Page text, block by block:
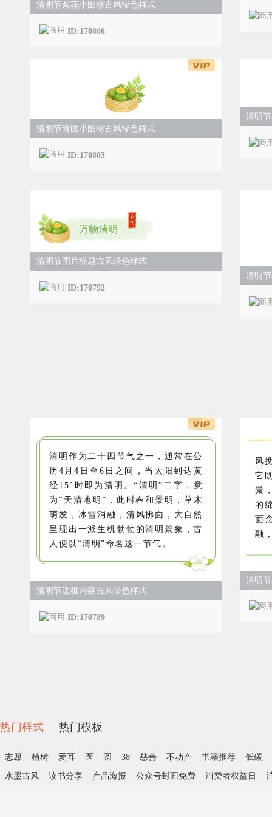
清明节梨花小图标古风绿色样式
ID:170806
清明节青团小图标古风绿色样式
ID:170803
清明
节
气
万物清明
清明节图片标题古风绿色样式
ID:170792
清明
清明作为二十四节气之一，通常在公
历4月4日至6日之间，当太阳到达黄
经15°时即为清明。“清明”二字，意
为“天清地明”，此时春和景明，草木
萌发，冰雪消融，清风拂面，大自然
呈现出一派生机勃勃的清明景象，古
人便以“清明”命名这一节气。
清明节边框内容古风绿色样式
ID:170789
风
它
景
的
面
融
清明
热门样式 热门模板
志愿 植树 爱耳 医 圆 38 慈善 不动产 书籍推荐 低碳
水墨古风 读书分享 产品海报 公众号封面免费 消费者权益日